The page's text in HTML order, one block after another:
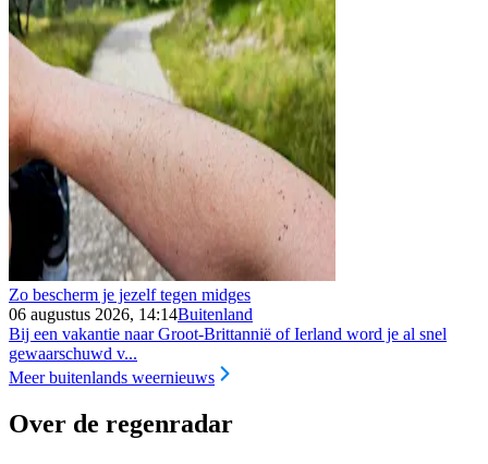
Zo bescherm je jezelf tegen midges
06 augustus 2026, 14:14Buitenland
Bij een vakantie naar Groot-Brittannië of Ierland word je al snel
gewaarschuwd v...
Meer buitenlands weernieuws
Over de regenradar